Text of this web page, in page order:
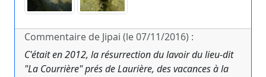
Commentaire de Jipai (le 07/11/2016) :
C'était en 2012, la résurrection du lavoir du lieu-dit
"La Courrière" prés de Laurière, des vacances à la